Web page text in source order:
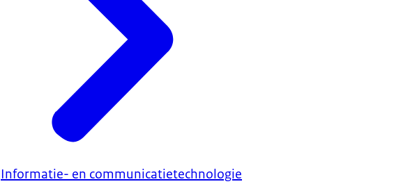
Informatie- en communicatietechnologie